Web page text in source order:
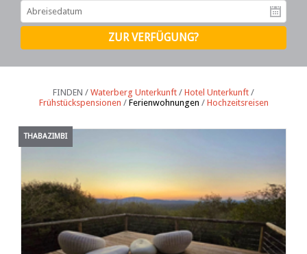
FINDEN / Waterberg Unterkunft / Hotel Unterkunft /
Frühstückspensionen / Ferienwohnungen / Hochzeitsreisen
THABAZIMBI